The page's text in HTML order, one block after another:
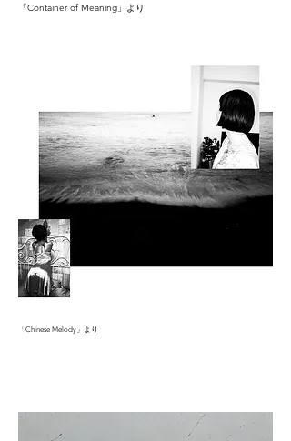
「Container of Meaning」より
「Chinese Melody」より